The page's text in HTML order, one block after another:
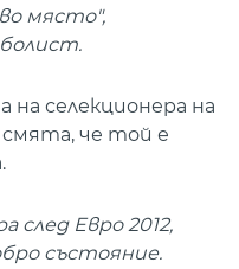
място",
селекционера на
че той е
след Евро 2012,
състояние.